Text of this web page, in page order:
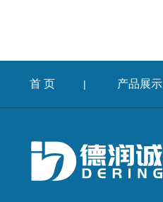
首 页 | 产品展示